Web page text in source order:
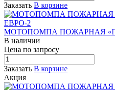
Заказать В корзине
МОТОПОМПА ПОЖАРНАЯ
В наличии
Цена по запросу
Заказать В корзине
Акция